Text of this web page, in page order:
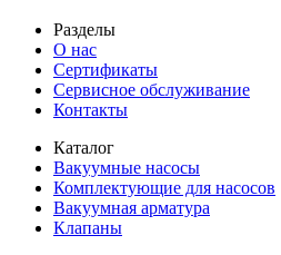
Разделы
О нас
Сертификаты
Сервисное обслуживание
Контакты
Каталог
Вакуумные насосы
Комплектующие для насосов
Вакуумная арматура
Клапаны